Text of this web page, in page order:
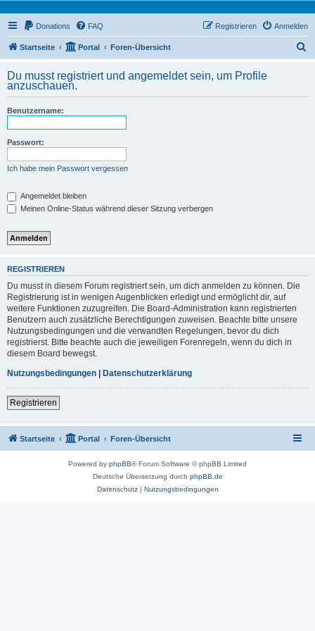
Donations FAQ Anmelden
Registrieren
Startseite Portal Foren-Übersicht
h
Du musst registriert und angemeldet sein, um Profile
anzuschauen.
Benutzername:
Passwort:
Ich habe mein Passwort vergessen
Angemeldet bleiben
Meinen Online-Status während dieser Sitzung verbergen
REGISTRIEREN
Du musst in diesem Forum registriert sein, um dich anmelden zu können. Die
Registrierung ist in wenigen Augenblicken erledigt und ermöglicht dir, auf
weitere Funktionen zuzugreifen. Die Board-Administration kann registrierten
Benutzern auch zusätzliche Berechtigungen zuweisen. Beachte bitte unsere
Nutzungsbedingungen und die verwandten Regelungen, bevor du dich
registrierst. Bitte beachte auch die jeweiligen Forenregeln, wenn du dich in
diesem Board bewegst.
Nutzungsbedingungen | Datenschutzerklärung
Registrieren
Startseite Portal Foren-Übersicht
Powered by phpBB® Forum Software © phpBB Limited
Deutsche Übersetzung durch phpBB.de
Datenschutz| Nutzungsbedingungen